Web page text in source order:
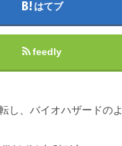
はてブ
feedly
し、バイオハザードのよ